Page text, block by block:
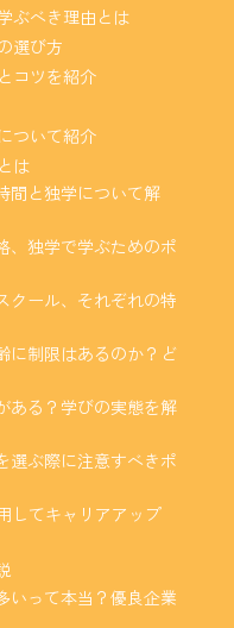
ぶべき理由とは
選び方
コツを紹介
ついて紹介
は
間と独学について解
、独学で学ぶためのポ
クール、それぞれの特
に制限はあるのか？ど
ある？学びの実態を解
選ぶ際に注意すべきポ
してキャリアアップ
いって本当？優良企業